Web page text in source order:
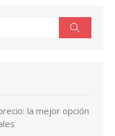
la mejor opción